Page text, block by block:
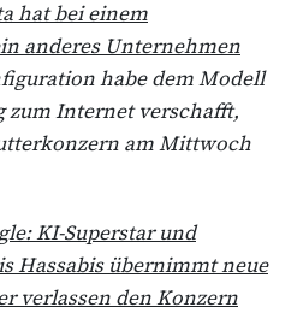
hat bei einem
anderes Unternehmen
⁠habe dem Modell
zum Internet verschafft,
am Mittwoch
KI-Superstar und
Hassabis übernimmt neue
verlassen den Konzern